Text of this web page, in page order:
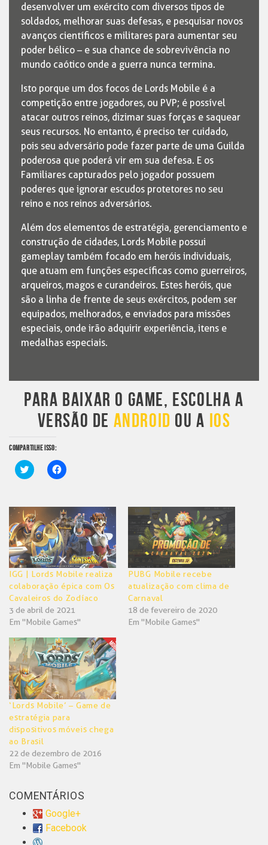
desenvolver um exército com diversos tipos de
soldados, melhorar suas defesas, e pesquisar novos
avanços científicos e militares para aumentar seu
poder bélico – e sua chance de sobrevivência no
mundo caótico onde a guerra nunca termina.
Isto porque um dos focos de Lords Mobile é a
competição entre jogadores, ou PVP; é possível
atacar outros reinos, dizimar suas forças e saquear
seus recursos. No entanto, é preciso ter cuidado,
pois seu adversário pode fazer parte de uma Guilda
poderosa que poderá vir em sua defesa. E os
Familiares capturados pelo jogador possuem
poderes que ignorar escudos protetores no seu
reino e nos reinos adversários.
Além dos elementos de estratégia, gerenciamento e
construção de cidades, Lords Mobile possui
gameplay também focado em heróis individuais,
que atuam em funções específicas como guerreiros,
arqueiros, magos e curandeiros. Estes heróis, que
são a linha de frente de seus exércitos, podem ser
equipados, melhorados, e enviados para missões
especiais, onde irão adquirir experiência, itens e
medalhas especiais.
PARA BAIXAR O GAME, ESCOLHA A
VERSÃO DE ANDROID OU A IOS
COMPARTILHE ISSO:
Clique
para
em
nova
janela)
Clique
para
em
nova
janela)
IGG | Lords Mobile realiza
colaboração épica com Os
Cavaleiros do Zodíaco
3 de abril de 2021
Em "Mobile Games"
PUBG Mobile recebe
atualização com clima de
Carnaval
18 de fevereiro de 2020
Em "Mobile Games"
‘Lords Mobile’ – Game de
estratégia para
dispositivos móveis chega
ao Brasil
22 de dezembro de 2016
Em "Mobile Games"
COMENTÁRIOS
Google+
Facebook